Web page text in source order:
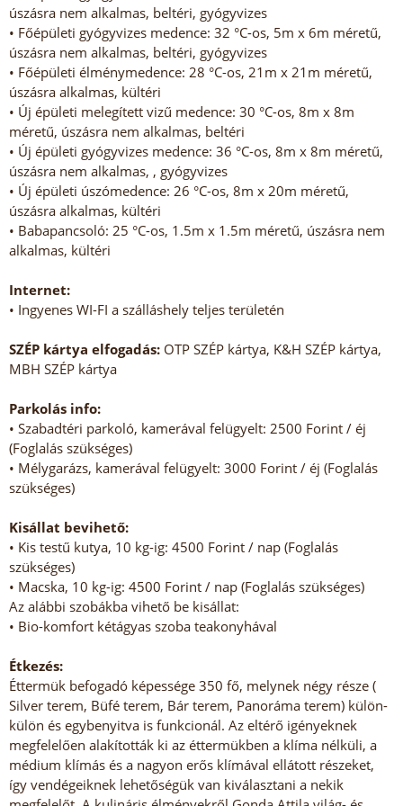
úszásra nem alkalmas, beltéri, gyógyvizes
• Főépületi gyógyvizes medence: 32 °C-os, 5m x 6m méretű,
úszásra nem alkalmas, beltéri, gyógyvizes
• Főépületi élménymedence: 28 °C-os, 21m x 21m méretű,
úszásra alkalmas, kültéri
• Új épületi melegített vizű medence: 30 °C-os, 8m x 8m
méretű, úszásra nem alkalmas, beltéri
• Új épületi gyógyvizes medence: 36 °C-os, 8m x 8m méretű,
úszásra nem alkalmas, , gyógyvizes
• Új épületi úszómedence: 26 °C-os, 8m x 20m méretű,
úszásra alkalmas, kültéri
• Babapancsoló: 25 °C-os, 1.5m x 1.5m méretű, úszásra nem
alkalmas, kültéri
Internet:
• Ingyenes WI-FI a szálláshely teljes területén
SZÉP kártya elfogadás: OTP SZÉP kártya, K&H SZÉP kártya,
MBH SZÉP kártya
Parkolás info:
• Szabadtéri parkoló, kamerával felügyelt: 2500 Forint / éj
(Foglalás szükséges)
• Mélygarázs, kamerával felügyelt: 3000 Forint / éj (Foglalás
szükséges)
Kisállat bevihető:
• Kis testű kutya, 10 kg-ig: 4500 Forint / nap (Foglalás
szükséges)
• Macska, 10 kg-ig: 4500 Forint / nap (Foglalás szükséges)
Az alábbi szobákba vihető be kisállat:
• Bio-komfort kétágyas szoba teakonyhával
Étkezés:
Éttermük befogadó képessége 350 fő, melynek négy része (
Silver terem, Büfé terem, Bár terem, Panoráma terem) külön-
külön és egybenyitva is funkcionál. Az eltérő igényeknek
megfelelően alakították ki az éttermükben a klíma nélküli, a
médium klímás és a nagyon erős klímával ellátott részeket,
így vendégeiknek lehetőségük van kiválasztani a nekik